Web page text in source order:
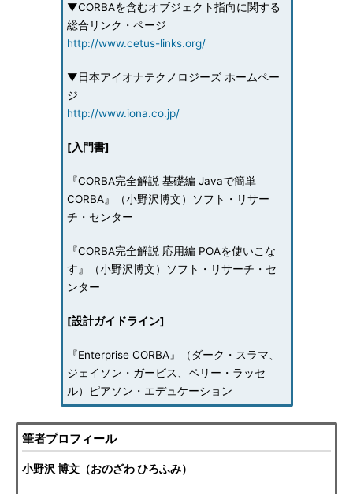
▼CORBAを含むオブジェクト指向に関する
総合リンク・ページ
http://www.cetus-links.org/
▼日本アイオナテクノロジーズ ホームペー
ジ
http://www.iona.co.jp/
[入門書]
『CORBA完全解説 基礎編 Javaで簡単
CORBA』（小野沢博文）ソフト・リサー
チ・センター
『CORBA完全解説 応用編 POAを使いこな
す』（小野沢博文）ソフト・リサーチ・セ
ンター
[設計ガイドライン]
『Enterprise CORBA』（ダーク・スラマ、
ジェイソン・ガービス、ペリー・ラッセ
ル）ピアソン・エデュケーション
筆者プロフィール
小野沢 博文（おのざわ ひろふみ）